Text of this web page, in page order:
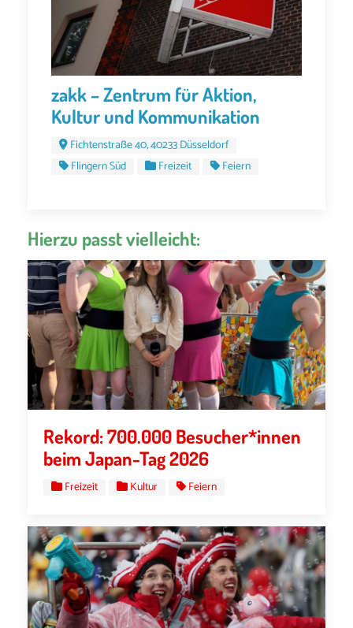
zakk – Zentrum für Aktion,
Kultur und Kommunikation
Fichtenstraße 40, 40233 Düsseldorf
Flingern Süd
Freizeit Feiern
Hierzu passt vielleicht:
Rekord: 700.000 Besucher*innen
beim Japan-Tag 2026
Freizeit Kultur Feiern